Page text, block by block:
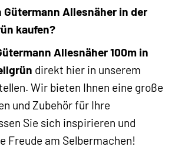
Gütermann Allesnäher in der
kaufen?
Allesnäher 100m in
direkt hier in unserem
Wir bieten Ihnen eine große
und Zubehör für Ihre
Sie sich inspirieren und
Freude am Selbermachen!